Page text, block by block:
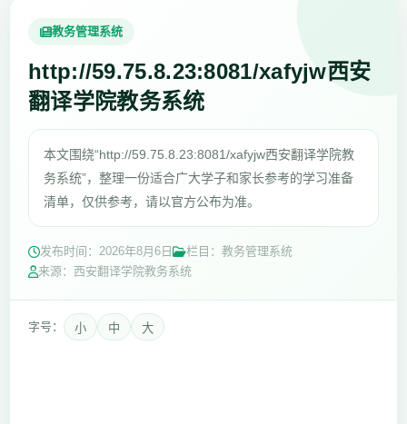
教务管理系统
http://59.75.8.23:8081/xafyjw西安
翻译学院教务系统
本文围绕“http://59.75.8.23:8081/xafyjw西安翻译学院教
务系统”，整理一份适合广大学子和家长参考的学习准备
清单，仅供参考，请以官方公布为准。
发布时间： 2026年8月6日
栏目：教务管理系统
来源：西安翻译学院教务系统
字号： 小 中 大